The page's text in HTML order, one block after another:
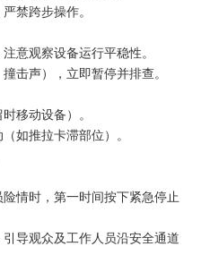
禁跨步操作。
观察设备运行平稳性。
声），立即暂停并排查。
移动设备）。
如推拉卡滞部位）。
情时，第一时间按下紧急停止
导观众及工作人员沿安全通道